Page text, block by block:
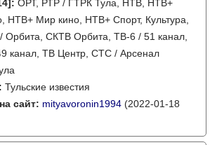
: ОРТ, РТР / ГТРК Тула, НТВ, НТВ+
НТВ+ Мир кино, НТВ+ Спорт, Культура,
СКТВ Орбита, ТВ-6 / 51 канал,
канал, ТВ Центр, СТС / Арсенал
Тульские известия
сайт: mityavoronin1994 (2022-01-18